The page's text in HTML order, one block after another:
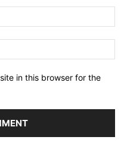
in this browser for the